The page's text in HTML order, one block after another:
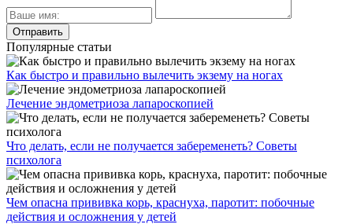
Популярные статьи
Как быстро и правильно вылечить экзему на ногах
Лечение эндометриоза лапароскопией
Что делать, если не получается забеременеть? Советы
психолога
Чем опасна прививка корь, краснуха, паротит: побочные
действия и осложнения у детей